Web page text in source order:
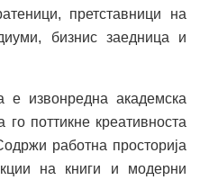
претставници на
бизнис заедница и
е извонредна академска
го поттикне креативноста
работна просторија
на книги и модерни